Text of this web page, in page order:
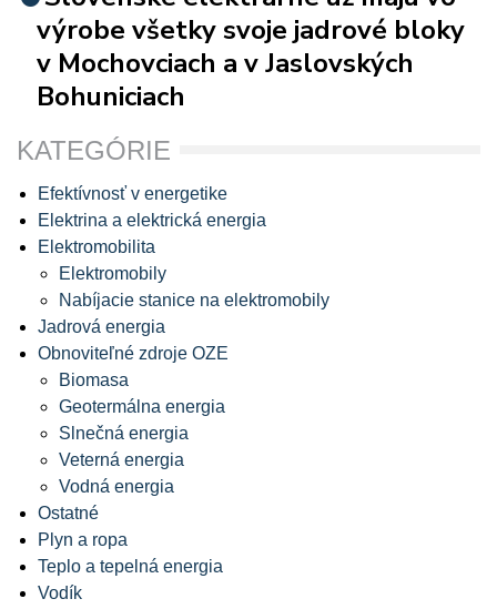
výrobe všetky svoje jadrové bloky
v Mochovciach a v Jaslovských
Bohuniciach
KATEGÓRIE
Efektívnosť v energetike
Elektrina a elektrická energia
Elektromobilita
Elektromobily
Nabíjacie stanice na elektromobily
Jadrová energia
Obnoviteľné zdroje OZE
Biomasa
Geotermálna energia
Slnečná energia
Veterná energia
Vodná energia
Ostatné
Plyn a ropa
Teplo a tepelná energia
Vodík